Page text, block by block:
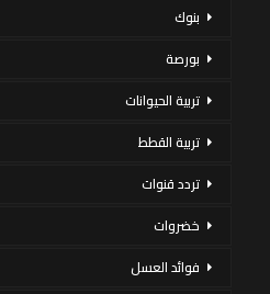
بنوك
بورصة
تربية الحيوانات
تربية القطط
تردد قنوات
خضروات
فوائد العسل